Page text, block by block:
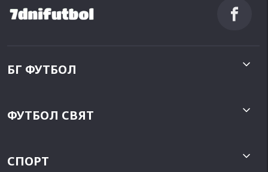
БГ ФУТБОЛ
ФУТБОЛ СВЯТ
СПОРТ